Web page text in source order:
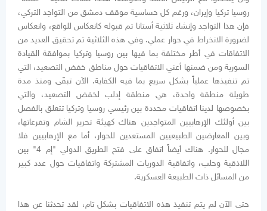
روسيا تركيا وإيران، ورغم كل حساسية موقف دمشق من التواجد التركي،
فإن هذا التواجد وإنشاء ثلاثية أستانا تم قبوله كانعكاس للواقع، وانعكاس
لضرورة الانخراط في حوار عملي. وفي هذه الثلاثية تم تحقيق العديد من
الاتفاقات في أطر مختلفة بما فيها بين روسيا وتركيا بموافقة القيادة
السورية ومن ضمنها أعني الاتفاقيات حول مناطق خفض التصعيد، التي
تم تنفيذها عملياً بشكل سريع بما فيه الكفاية. الآن تبقّى ومنذ مدة
طويلة منطقة واحدة، هي منطقة إدلب لخفض التصعيد، والتي
بخصوصها لدينا اتفاقيات محددة بين رئيسي روسيا وتركيا تتعلق بالفصل
بين أولئك الإرهابيين المتواجدين هناك كهيئة تحرير الشام وتفرعاتها،
وبين المعارضين الطبيعيين المستعدين للحوار، أما مع الإرهابيين فلا
مجال للحوار. هناك أيضاً اتفاق على فتح الطريق الدولي "إم 4" بين
اللاذقية وحلب، واتفاقية الدوريات المشتركة واتفاقيات حول عدد كبير
من المسائل ذات الطبيعة العسكرية.
حتى الآن لم يتم تنفيذ هذه الاتفاقيات بشكل تام، لقد تحدثنا عن هذا